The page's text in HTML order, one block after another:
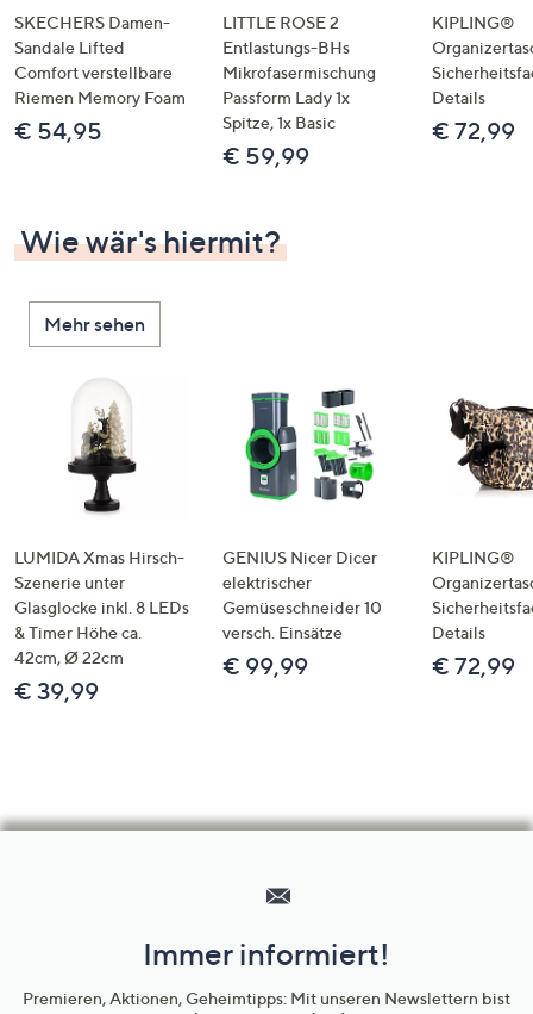
SKECHERS Damen-
Sandale Lifted
Comfort verstellbare
Riemen Memory Foam
€ 54,95
LITTLE ROSE 2
Entlastungs-BHs
Mikrofasermischung
Passform Lady 1x
Spitze, 1x Basic
€ 59,99
KIPLING®
Details
€ 72,99
Wie wär's hiermit?
Mehr sehen
LUMIDA Xmas Hirsch-
Szenerie unter
Glasglocke inkl. 8 LEDs
& Timer Höhe ca.
42cm, Ø 22cm
€ 39,99
GENIUS Nicer Dicer
elektrischer
Gemüseschneider 10
versch. Einsätze
€ 99,99
KIPLING®
Details
€ 72,99
Unternehmensinformationen
Immer informiert!
Premieren, Aktionen, Geheimtipps: Mit unseren Newslettern bist